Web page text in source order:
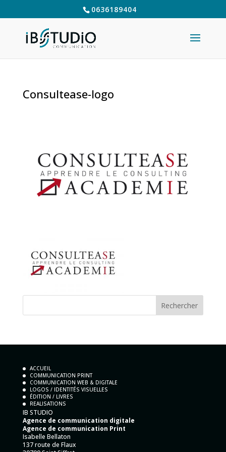
0636189404
Consultease-logo
ACCUEIL
COMMUNICATION PRINT
COMMUNICATION WEB & DIGITALE
LOGOS / IDENTITÉS VISUELLES
ÉDITION / LIVRES
REALISATIONS
IB STUDIO
Agence de communication digitale
Agence de communication Print
Isabelle Bellaton
137 route de Flaux